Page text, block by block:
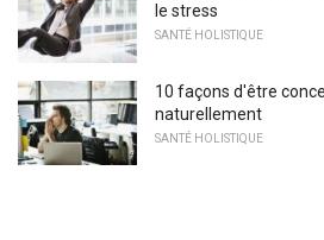
le stress
SANTÉ HOLISTIQUE
10 façons d'être
naturellement
SANTÉ HOLISTIQUE